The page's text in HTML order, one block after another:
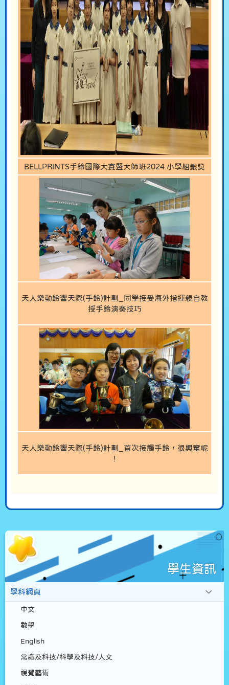
BELLPRINTS手鈴國際大賽暨大師班2024.小學組銀獎
天人樂動鈴響天際(手鈴)計劃_同學接受海外指揮親自教
授手鈴演奏技巧
天人樂動鈴響天際(手鈴)計劃_首次接觸手鈴，很興奮呢
!
學生資訊
學科網頁
中文
數學
English
常識及科技/科學及科技/人文
視覺藝術